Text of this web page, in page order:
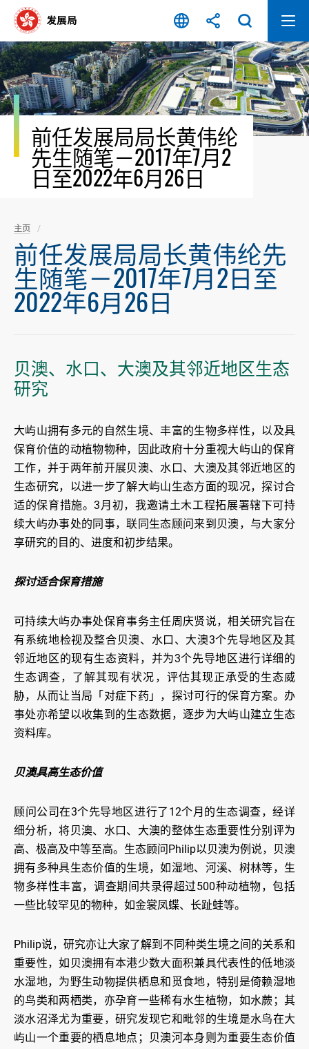
容
开
始
前任发展局局长黄伟纶
先生随笔－2017年7月2
日至2022年6月26日
主页
前任发展局局长黄伟纶先
生随笔－2017年7月2日至
2022年6月26日
贝澳、水口、大澳及其邻近地区生态
研究
大屿山拥有多元的自然生境、丰富的生物多样性，以及具
保育价值的动植物物种，因此政府十分重视大屿山的保育
工作，并于两年前开展贝澳、水口、大澳及其邻近地区的
生态研究，以进一步了解大屿山生态方面的现况，探讨合
适的保育措施。3月初，我邀请土木工程拓展署辖下可持
续大屿办事处的同事，联同生态顾问来到贝澳，与大家分
享研究的目的、进度和初步结果。
探讨适合保育措施
可持续大屿办事处保育事务主任周庆贤说，相关研究旨在
有系统地检视及整合贝澳、水口、大澳3个先导地区及其
邻近地区的现有生态资料，并为3个先导地区进行详细的
生态调查，了解其现有状况，评估其现正承受的生态威
胁，从而让当局「对症下药」，探讨可行的保育方案。办
事处亦希望以收集到的生态数据，逐步为大屿山建立生态
资料库。
贝澳具高生态价值
顾问公司在3个先导地区进行了12个月的生态调查，经详
细分析，将贝澳、水口、大澳的整体生态重要性分别评为
高、极高及中等至高。生态顾问Philip以贝澳为例说，贝澳
拥有多种具生态价值的生境，如湿地、河溪、树林等，生
物多样性丰富，调查期间共录得超过500种动植物，包括
一些比较罕见的物种，如金裳凤蝶、长趾蛙等。
Philip说，研究亦让大家了解到不同种类生境之间的关系和
重要性，如贝澳拥有本港少数大面积兼具代表性的低地淡
水湿地，为野生动物提供栖息和觅食地，特别是倚赖湿地
的鸟类和两栖类，亦孕育一些稀有水生植物，如水蕨；其
淡水沼泽尤为重要，研究发现它和毗邻的生境是水鸟在大
屿山一个重要的栖息地点；贝澳河本身则为重要生态价值